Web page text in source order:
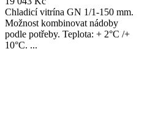
Chladicí vitrína GN 1/1-150 mm.
Možnost kombinovat nádoby
podle potřeby. Teplota: + 2°C /+
10°C.